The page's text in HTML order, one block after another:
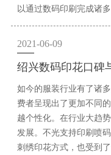
以通过数码印刷完成诸多
2021-06-09
绍兴数码印花口碑
如今的服装行业有了诸
费者呈现出了更加不同
越个性化。在行业大趋
发展。不光支持印刷喷
刺绣印花方式，也受到